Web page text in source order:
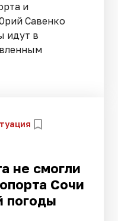
и
Савенко
идут в
не смогли
Сочи
погоды